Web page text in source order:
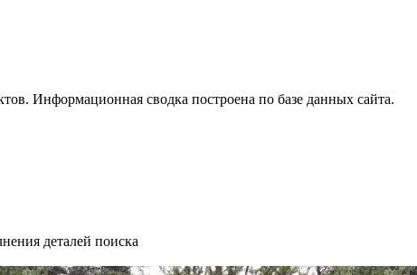
Информационная сводка построена по базе данных сайта.
деталей поиска